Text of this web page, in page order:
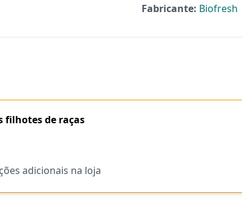
Fabricante: Biofresh
filhotes de raças
adicionais na loja